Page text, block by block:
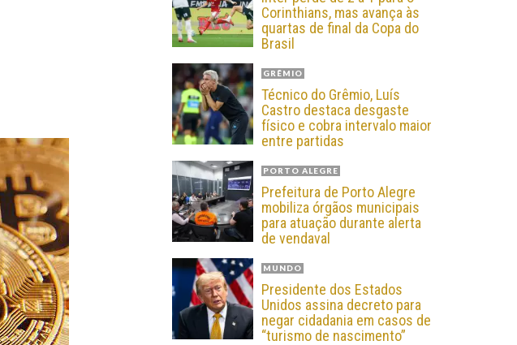
Corinthians, mas avança às
quartas de final da Copa do
Brasil
GRÊMIO
Técnico do Grêmio, Luís
Castro destaca desgaste
físico e cobra intervalo maior
entre partidas
PORTO ALEGRE
Prefeitura de Porto Alegre
mobiliza órgãos municipais
para atuação durante alerta
de vendaval
MUNDO
Presidente dos Estados
Unidos assina decreto para
negar cidadania em casos de
“turismo de nascimento”